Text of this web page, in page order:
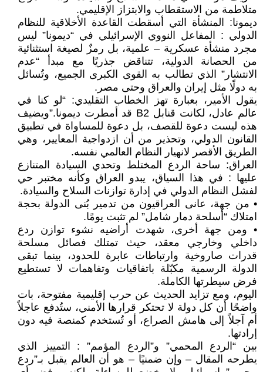
متلاطمة من الاستقطاب والابتزاز الإقليمي.
ديمونا: المنشأة التي أسقطت القاعدة الأخلاقية للنظام
الدولي : المفاعل النووي الإسرائيلي في “ديمونا” ليس
مجرد منشأة عسكرية – علمية، بل رمزٌ لصيغة استثنائية
من الحصانة الدولية، تتناقض جذريًا مع مبدأ “عدم
الانتشار” الذي تطالب به القوى الكبرى الجميع، وتُسائل
به دولًا مثل إيران والعراق وحتى مصر.
يقول الأمير، بعبارة تهز الخطاب التقليدي: “لو كنا في
عالم عادل، لكانت قنابل B2 قد أمطرت ديمونا.”ويضيف
هذه ليست دعوة للقصف، بل دعوة للمساواة في تطبيق
القانون الدولي، وتحذير من أن ازدواجية المعايير، وهي
الطريق الأقصر لانهيار النظام العالمي نفسه.
العراق: ساحة الردع المختلط وتحدي السيادة المتنازع
عليها : في هذا السياق، يبدو العراق وكأنه مختبر حي
لفشل النظام الدولي في إدارة توازنات السلاح والسيادة.
• من جهة، عانى العراقيون من تدمير بُنى الدولة بحجة
امتلاك “أسلحة دمار شامل” لم تثبت يومًا.
• ومن جهة أخرى، شهدت أراضيه نشوء توازن ردع
داخلي وخارجي معقد، حيث تمتلك فصائل مسلحة
قدرات صاروخية وارتباطات عابرة للحدود، بينما تبقى
الدولة الرسمية مكبّلة باتفاقيات وتفاهمات لا تستطيع
فرض سيطرتها الكاملة.
اليوم، ومع تزايد الحديث عن حرب إقليمية مفتوحة، بات
واضحًا أن كل دولة لا تحتكر قرارها الأمني، ستُدفع عاجلاً
أم آجلاً إلى هامش الصراع، أو تُستخدم كمنصة فيه دون
إرادتها.
بين “الردع المحمي” و”الردع المؤمم” : التمييز الذي
يطرحه المقال – وإن ضمنيًا – هو أن العالم يقبل بـ”ردع